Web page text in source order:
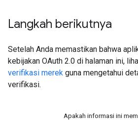
Langkah berikutnya
Setelah Anda memastikan bahwa
kebijakan OAuth 2.0 di halaman ini,
verifikasi merek guna mengetahui
verifikasi.
Apakah informasi ini